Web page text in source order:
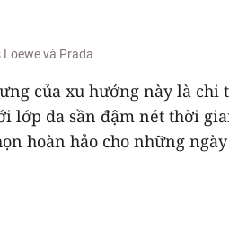
và Prada
của xu hướng này là chi
lớp da sần đậm nét thời
hoàn hảo cho những